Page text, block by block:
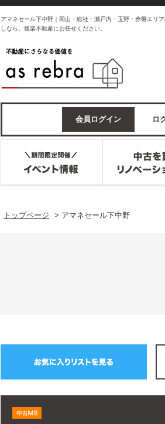
アマネセール下中野｜岡山・総社・瀬戸内・玉野・赤磐エリ
しなら、後楽不動産にお任せください。
会員ログイン ロ
トップページ > アマネセール下中野